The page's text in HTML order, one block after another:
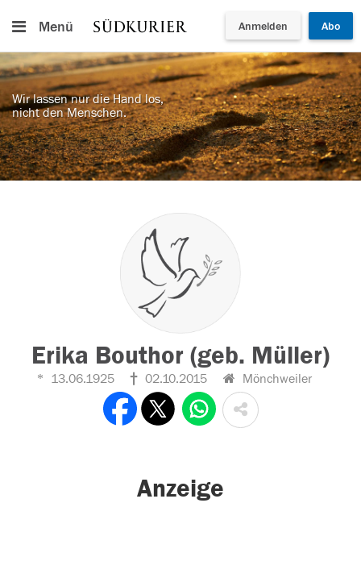
Menü Anmelden Abo
Wir lassen nur die Hand los,
nicht den Menschen.
Erika Bouthor (geb. Müller)
13.06.1925 02.10.2015 Mönchweiler
Anzeige